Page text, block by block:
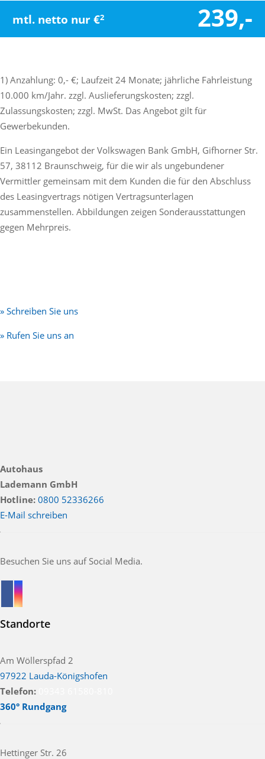
mtl. netto nur €2 239,-
1) Anzahlung: 0,- €; Laufzeit 24 Monate; jährliche Fahrleistung
10.000 km/Jahr. zzgl. Auslieferungskosten; zzgl.
Zulassungskosten; zzgl. MwSt. Das Angebot gilt für
Gewerbekunden.
Ein Leasingangebot der Volkswagen Bank GmbH, Gifhorner Str.
57, 38112 Braunschweig, für die wir als ungebundener
Vermittler gemeinsam mit dem Kunden die für den Abschluss
des Leasingvertrags nötigen Vertragsunterlagen
zusammenstellen. Abbildungen zeigen Sonderausstattungen
gegen Mehrpreis.
» Schreiben Sie uns
» Rufen Sie uns an
Autohaus
Lademann GmbH
Hotline: 0800 52336266
E-Mail schreiben
Besuchen Sie uns auf Social Media.
Standorte
Am Wöllerspfad 2
97922 Lauda-Königshofen
Telefon:
360° Rundgang
Hettinger Str. 26